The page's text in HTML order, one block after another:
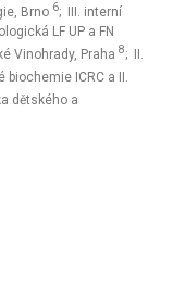
Brno 6; III. interní
LF UP a FN
Vinohrady, Praha 8; II.
biochemie ICRC a II.
dětského a